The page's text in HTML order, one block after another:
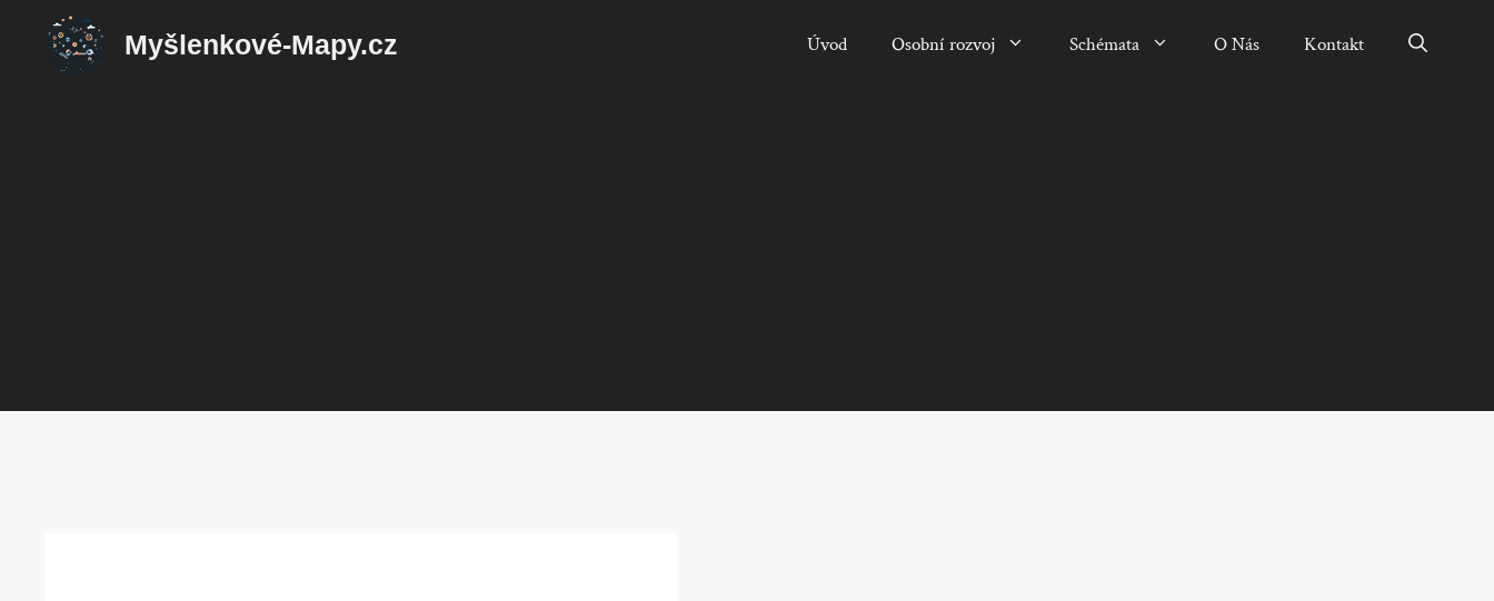
Přeskočit
Myšlenkové-Mapy.cz Úvod Osobní rozvoj Schémata O Nás Kontakt